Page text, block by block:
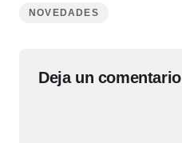
NOVEDADES
Deja un comentario